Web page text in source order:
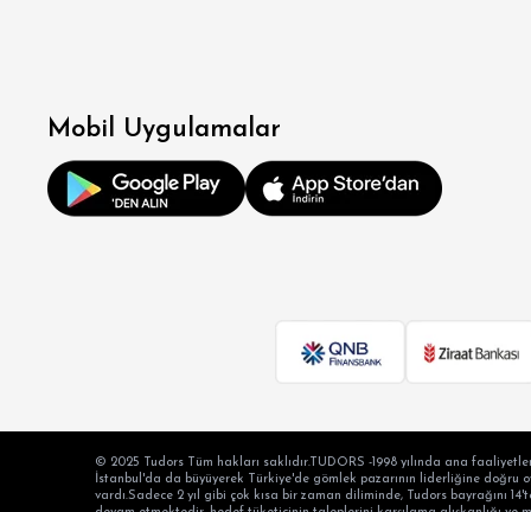
Mobil Uygulamalar
© 2025 Tudors Tüm hakları saklıdır.TUDORS -1998 yılında ana
İstanbul'da da büyüyerek Türkiye'de gömlek pazarının liderliğine
vardı.Sadece 2 yıl gibi çok kısa bir zaman diliminde, Tudors bayrağını